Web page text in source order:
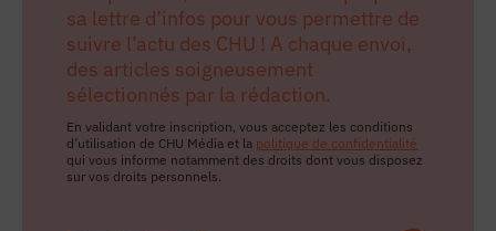
sa lettre d’infos pour vous permettre de
suivre l’actu des CHU ! A chaque envoi,
des articles soigneusement
sélectionnés par la rédaction.
En validant votre inscription, vous acceptez les conditions
d’utilisation de CHU Média et la politique de confidentialité
qui vous informe notamment des droits dont vous disposez
sur vos droits personnels.